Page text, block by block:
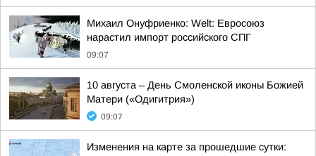
Михаил Онуфриенко: Welt: Евросоюз
нарастил импорт российского СПГ
09:07
10 августа – День Смоленской иконы Божией
Матери («Одигитрия»)
09:07
Изменения на карте за прошедшие сутки: